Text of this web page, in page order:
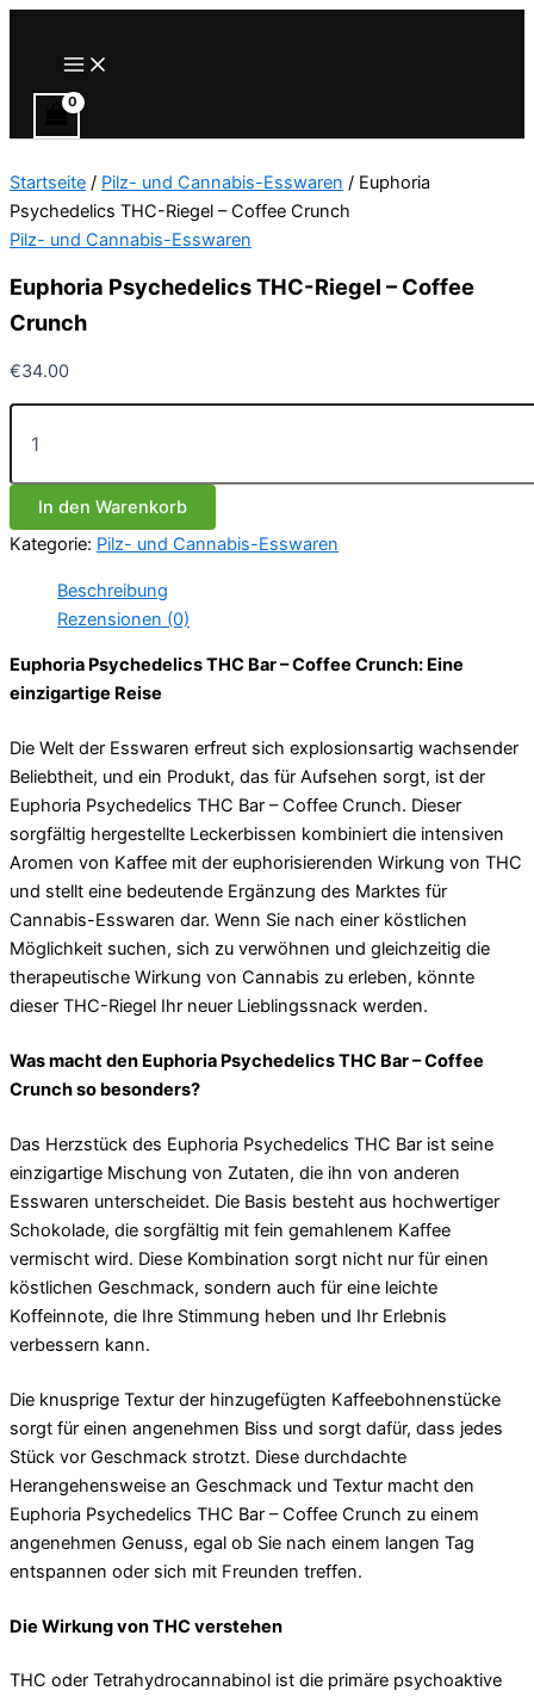
Main
Menu
Startseite / Pilz- und Cannabis-Esswaren / Euphoria
Psychedelics THC-Riegel – Coffee Crunch
Pilz- und Cannabis-Esswaren
Euphoria Psychedelics THC-Riegel – Coffee
Crunch
€34.00
Euphoria
Psychedelics
Riegel
Coffee
Crunch
Menge
In den Warenkorb
Kategorie: Pilz- und Cannabis-Esswaren
Beschreibung
Rezensionen (0)
Euphoria Psychedelics THC Bar – Coffee Crunch: Eine
einzigartige Reise
Die Welt der Esswaren erfreut sich explosionsartig wachsender
Beliebtheit, und ein Produkt, das für Aufsehen sorgt, ist der
Euphoria Psychedelics THC Bar – Coffee Crunch. Dieser
sorgfältig hergestellte Leckerbissen kombiniert die intensiven
Aromen von Kaffee mit der euphorisierenden Wirkung von THC
und stellt eine bedeutende Ergänzung des Marktes für
Cannabis-Esswaren dar. Wenn Sie nach einer köstlichen
Möglichkeit suchen, sich zu verwöhnen und gleichzeitig die
therapeutische Wirkung von Cannabis zu erleben, könnte
dieser THC-Riegel Ihr neuer Lieblingssnack werden.
Was macht den Euphoria Psychedelics THC Bar – Coffee
Crunch so besonders?
Das Herzstück des Euphoria Psychedelics THC Bar ist seine
einzigartige Mischung von Zutaten, die ihn von anderen
Esswaren unterscheidet. Die Basis besteht aus hochwertiger
Schokolade, die sorgfältig mit fein gemahlenem Kaffee
vermischt wird. Diese Kombination sorgt nicht nur für einen
köstlichen Geschmack, sondern auch für eine leichte
Koffeinnote, die Ihre Stimmung heben und Ihr Erlebnis
verbessern kann.
Die knusprige Textur der hinzugefügten Kaffeebohnenstücke
sorgt für einen angenehmen Biss und sorgt dafür, dass jedes
Stück vor Geschmack strotzt. Diese durchdachte
Herangehensweise an Geschmack und Textur macht den
Euphoria Psychedelics THC Bar – Coffee Crunch zu einem
angenehmen Genuss, egal ob Sie nach einem langen Tag
entspannen oder sich mit Freunden treffen.
Die Wirkung von THC verstehen
THC oder Tetrahydrocannabinol ist die primäre psychoaktive